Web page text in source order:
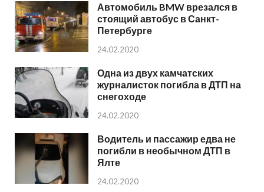
Автомобиль BMW врезался в
стоящий автобус в Санкт-
Петербурге
24.02.2020
Одна из двух камчатских
журналисток погибла в ДТП на
снегоходе
24.02.2020
Водитель и пассажир едва не
погибли в необычном ДТП в
Ялте
24.02.2020